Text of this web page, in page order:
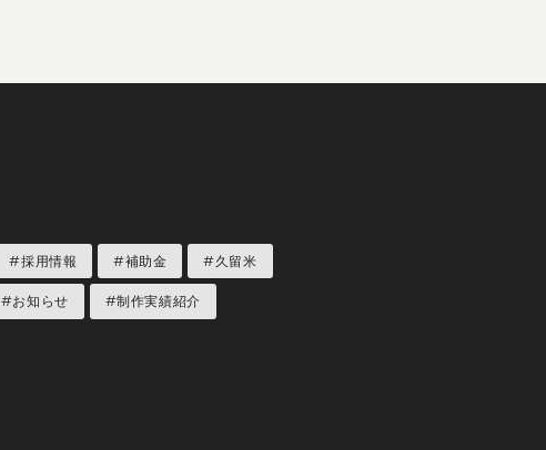
#採用情報 #補助金 #久留米
#お知らせ #制作実績紹介